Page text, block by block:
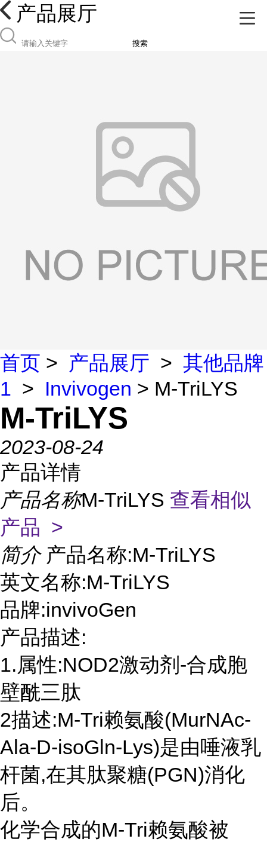
产品展厅
搜索
首页 > 产品展厅 > 其他品牌
1 > Invivogen > M-TriLYS
M-TriLYS
2023-08-24
产品详情
产品名称M-TriLYS 查看相似
产品 >
简介 产品名称:M-TriLYS
英文名称:M-TriLYS
品牌:invivoGen
产品描述:
1.属性:NOD2激动剂-合成胞
壁酰三肽
2描述:M-Tri赖氨酸(MurNAc-
Ala-D-isoGln-Lys)是由唾液乳
杆菌,在其肽聚糖(PGN)消化
后。
化学合成的M-Tri赖氨酸被